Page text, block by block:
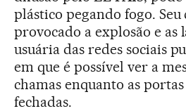
plástico pegando fogo.
provocado a explosão e as
usuária das redes sociais
em que é possível ver a
chamas enquanto as
fechadas.